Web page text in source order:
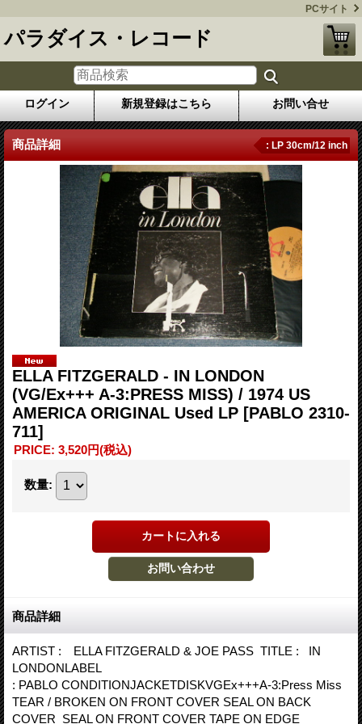
PCサイト
パラダイス・レコード
ログイン 新規登録はこちら お問い合せ
商品詳細 : LP 30cm/12 inch
ELLA FITZGERALD - IN LONDON
(VG/Ex+++ A-3:PRESS MISS) / 1974 US
AMERICA ORIGINAL Used LP [PABLO 2310-
711]
PRICE: 3,520円(税込)
数量:
商品詳細
ARTIST : ELLA FITZGERALD & JOE PASS TITLE : IN
LONDONLABEL
: PABLO CONDITIONJACKETDISKVGEx+++A-3:Press Miss
TEAR / BROKEN ON FRONT COVER SEAL ON BACK
COVER SEAL ON FRONT COVER TAPE ON EDGE